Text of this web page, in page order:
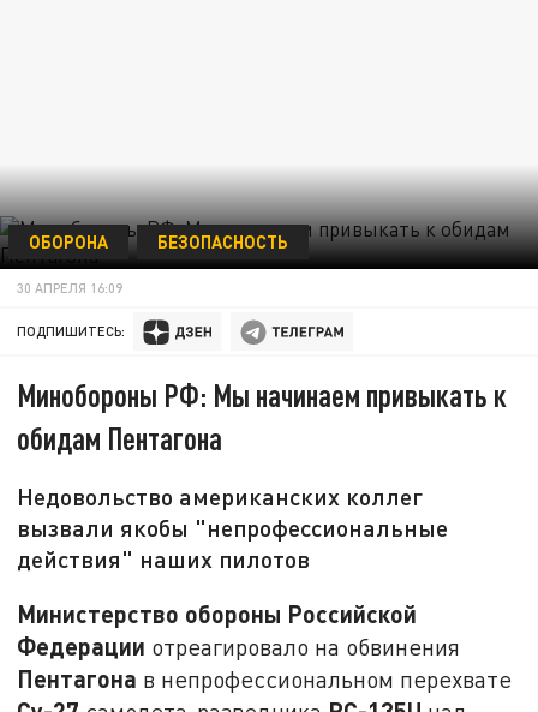
ОБОРОНА БЕЗОПАСНОСТЬ
30 АПРЕЛЯ 16:09
ПОДПИШИТЕСЬ:
Минобороны РФ: Мы начинаем привыкать к
обидам Пентагона
Недовольство американских коллег
вызвали якобы "непрофессиональные
действия" наших пилотов
Министерство обороны Российской
Федерации отреагировало на обвинения
Пентагона в непрофессиональном перехвате